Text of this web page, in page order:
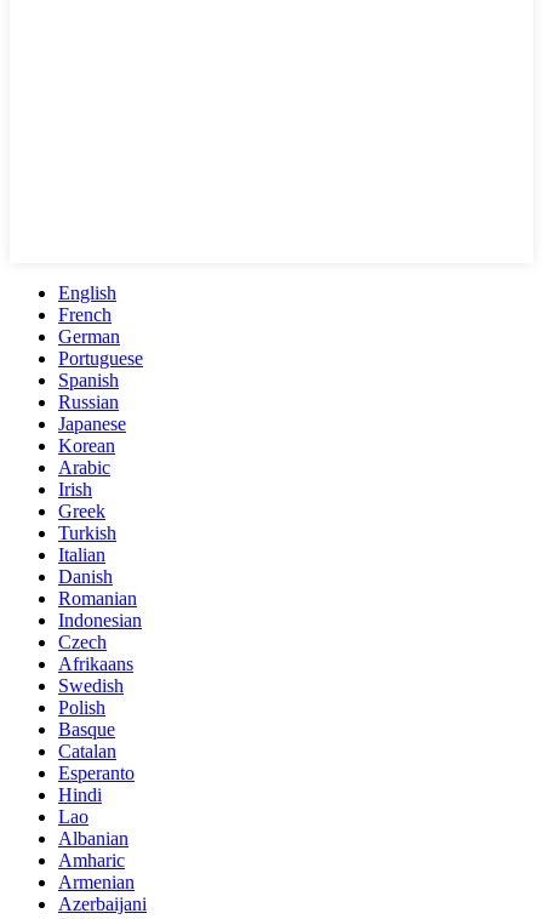
English
French
German
Portuguese
Spanish
Russian
Japanese
Korean
Arabic
Irish
Greek
Turkish
Italian
Danish
Romanian
Indonesian
Czech
Afrikaans
Swedish
Polish
Basque
Catalan
Esperanto
Hindi
Lao
Albanian
Amharic
Armenian
Azerbaijani